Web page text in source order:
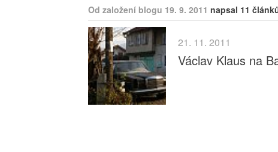
Od založení blogu 19. 9. 2011 napsal 11
21. 11. 2011
Václav Klaus na